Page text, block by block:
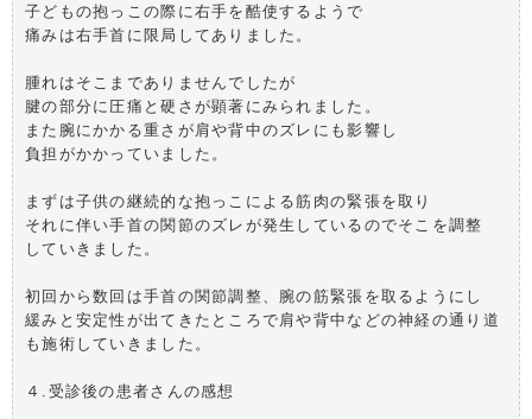
子どもの抱っこの際に右手を酷使するようで
痛みは右手首に限局してありました。
腫れはそこまでありませんでしたが
腱の部分に圧痛と硬さが顕著にみられました。
また腕にかかる重さが肩や背中のズレにも影響し
負担がかかっていました。
まずは子供の継続的な抱っこによる筋肉の緊張を取り
それに伴い手首の関節のズレが発生しているのでそこを調整
していきました。
初回から数回は手首の関節調整、腕の筋緊張を取るようにし
緩みと安定性が出てきたところで肩や背中などの神経の通り道
も施術していきました。
４.受診後の患者さんの感想